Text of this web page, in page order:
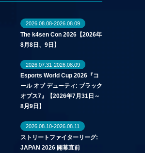
2026.08.08-2026.08.09
The k4sen Con 2026【2026年
8月8日、9日】
2026.07.31-2026.08.09
Esports World Cup 2026『コ
ール オブ デューティ: ブラック
オプス7』【2026年7月31日～
8月9日】
2026.08.10-2026.08.11
ストリートファイターリーグ:
JAPAN 2026 開幕直前